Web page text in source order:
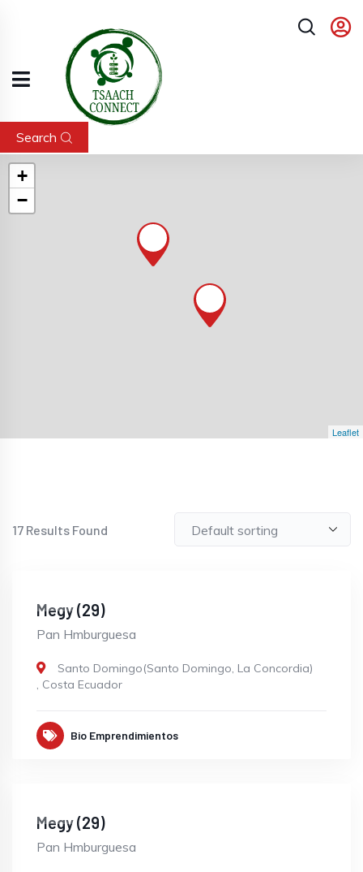
+
−
Leaflet
Search
17 Results Found
Megy (29)
Pan Hmburguesa
Santo Domingo(Santo Domingo, La Concordia)
, Costa Ecuador
Bio Emprendimientos
Megy (29)
Pan Hmburguesa